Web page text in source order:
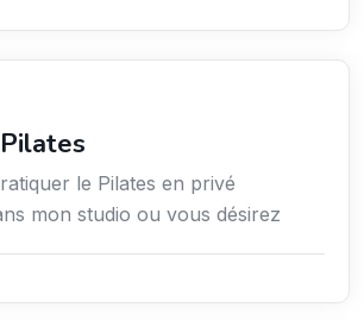
le Pilates en privé
mon studio ou vous désirez